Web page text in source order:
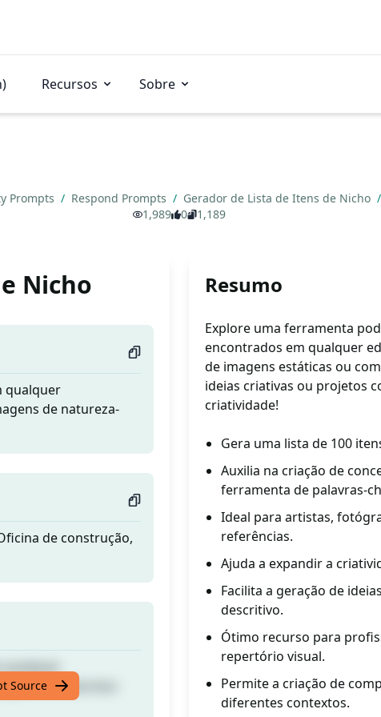
Recursos Sobre
Prompts / Respond Prompts / Gerador de Lista de Itens de Nicho /
1,989
0 1,189
Nicho
qualquer
de natureza-
de construção,
de natureza-
Source
Resumo
Explore uma ferramenta
encontrados em qualquer
de imagens estáticas ou
ideias criativas ou projetos
criatividade!
Gera uma lista de 100
Auxilia na criação de
ferramenta de palavras-
Ideal para artistas,
referências.
Ajuda a expandir a
Facilita a geração de
descritivo.
Ótimo recurso para
repertório visual.
Permite a criação de
diferentes contextos.